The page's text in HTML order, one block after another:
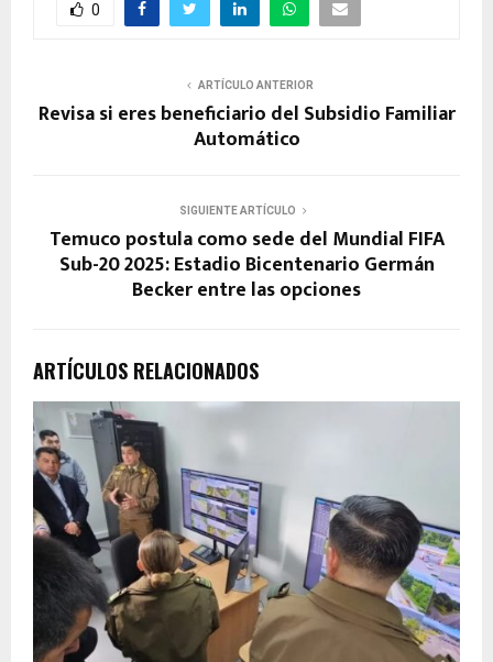
0
ARTÍCULO ANTERIOR
Revisa si eres beneficiario del Subsidio Familiar
Automático
SIGUIENTE ARTÍCULO
Temuco postula como sede del Mundial FIFA
Sub-20 2025: Estadio Bicentenario Germán
Becker entre las opciones
ARTÍCULOS RELACIONADOS